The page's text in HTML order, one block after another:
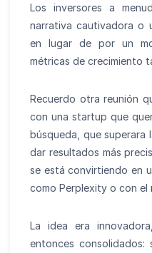
Los inversores a
narrativa cautivadora o
en lugar de por un
métricas de crecimiento
Recuerdo otra reunión
con una startup que
búsqueda, que superara
dar resultados más
se está convirtiendo en
como Perplexity o con el
La idea era
entonces consolidados: